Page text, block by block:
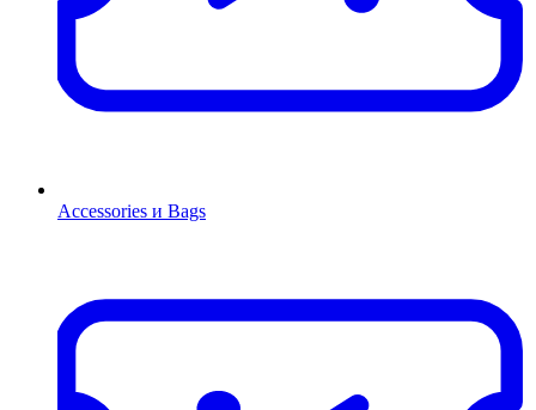
Accessories и Bags